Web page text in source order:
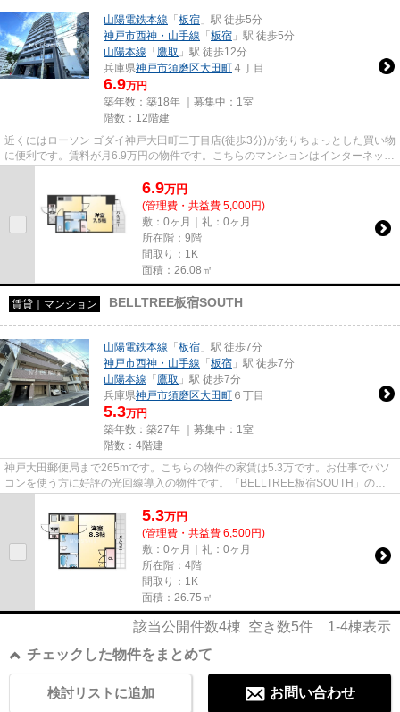
山陽電鉄本線 「 板宿 」駅 徒歩5分
神戸市西神・山手線 「 板宿 」駅 徒歩5分
山陽本線 「 鷹取 」駅 徒歩12分
兵庫県神戸市須磨区大田町 ４丁目
6.9万円
築年数：築18年 ｜募集中： 1室
階数：12階建
近くにはローソン ゴダイ神戸大田町二丁目店(徒歩3分)がありちょっとした買い物
に便利です。賃料が月6.9万円の物件です。こちらのマンションはインターネット
6.9万円
(管理費・共益費 5,000円)
敷：0ヶ月｜礼：0ヶ月
所在階：9階
間取り：1K
面積：26.08㎡
賃貸｜マンション BELLTREE板宿SOUTH
山陽電鉄本線 「 板宿 」駅 徒歩7分
神戸市西神・山手線 「 板宿 」駅 徒歩7分
山陽本線 「 鷹取 」駅 徒歩7分
兵庫県神戸市須磨区大田町 ６丁目
5.3万円
築年数：築27年 ｜募集中： 1室
階数：4階建
神戸大田郵便局まで265mです。こちらの物件の家賃は5.3万です。お仕事でパソ
コンを使う方に好評の光回線導入の物件です。「BELLTREE板宿SOUTH」のこ
5.3万円
(管理費・共益費 6,500円)
敷：0ヶ月｜礼：0ヶ月
所在階：4階
間取り：1K
面積：26.75㎡
該当公開件数4棟 空き数5件 1-4棟表示
チェックした物件をまとめて
お問い合わせ
検討リストに追加